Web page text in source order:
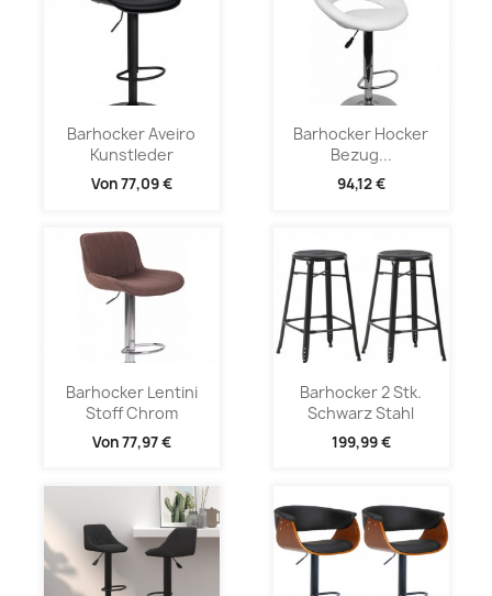
Barhocker Aveiro
Kunstleder
Von77,09 €
Barhocker Hocker
Bezug...
94,12 €
Barhocker Lentini
Stoff Chrom
Von77,97 €
Barhocker 2 Stk.
Schwarz Stahl
199,99 €